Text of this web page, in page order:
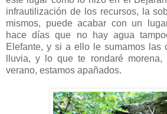
infrautilización de los recursos, la
mismos, puede acabar con un
hace días que no hay agua
Elefante, y si a ello le sumamos las
lluvia, y lo que te rondaré morena,
verano, estamos apañados.